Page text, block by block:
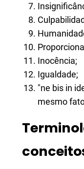
Inocência;
Igualdade;
"ne bis in
mesmo